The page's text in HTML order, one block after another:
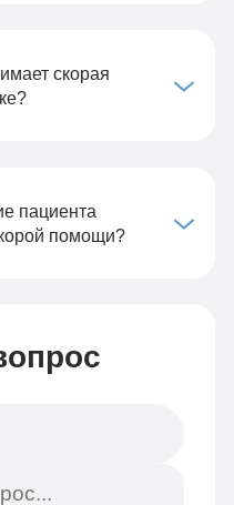
скорая
пациента
помощи?